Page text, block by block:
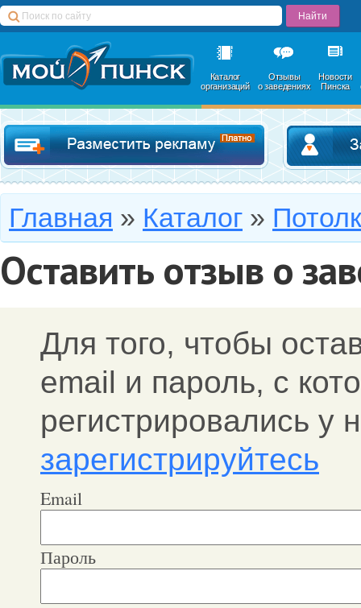
Каталог
организаций
Отзывы
о заведениях
Новости
Пинска
Добавить в
Главная » Каталог »
Оставить отзыв о
Для того, чтобы
email и пароль, c
регистрировались у
зарегистрируйтесь
Email
Пароль